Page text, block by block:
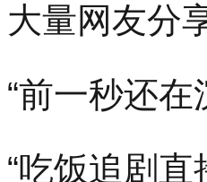
大量网友分
“前一秒还
“吃饭追剧